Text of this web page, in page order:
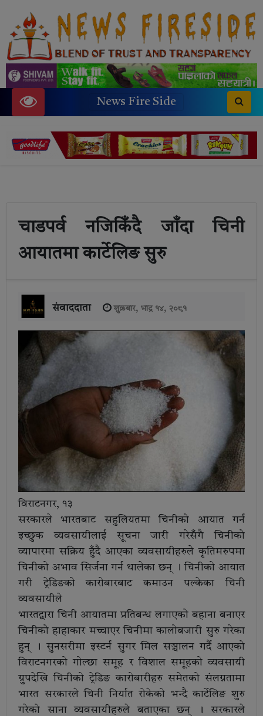
News Fire Side
चाडपर्व नजिकिँदै जाँदा चिनी
आयातमा कार्टेलिङ सुरु
संवाददाता शुक्रबार, भाद्र १४, २०८१
विराटनगर, १३
सरकारले भारतबाट सहुलियतमा चिनीको आयात गर्न
इच्छुक व्यवसायीलाई सूचना जारी गरेसँगै चिनीको
व्यापारमा सक्रिय हुँदै आएका व्यवसायीहरुले कृतिमरुपमा
चिनीको अभाव सिर्जना गर्न थालेका छन् । चिनीको आयात
गरी ट्रेडिङको कारोबारबाट कमाउन पल्केका चिनी
व्यवसायीले
भारतद्वारा चिनी आयातमा प्रतिबन्ध लगाएको बहाना बनाएर
चिनीको हाहाकार मच्चाएर चिनीमा कालोबजारी सुरु गरेका
हुन् । सुनसरीमा इस्टर्न सुगर मिल सञ्चालन गर्दै आएको
विराटनगरको गोल्छा समूह र विशाल समूहको व्यवसायी
ग्रुपदेखि चिनीको ट्रेडिङ कारोबारीहरु समेतको संलग्नतामा
भारत सरकारले चिनी निर्यात रोकेको भन्दै कार्टेलिङ शुरु
गरेको साना व्यवसायीहरुले बताएका छन् । सरकारले